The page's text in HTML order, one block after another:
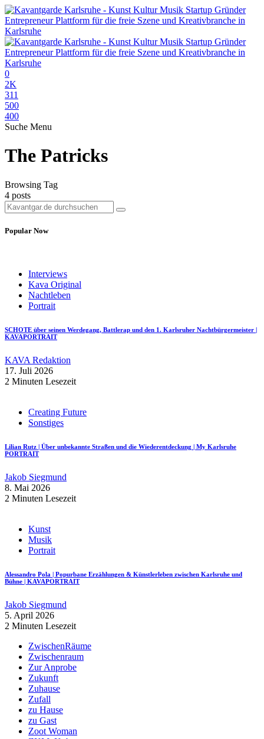
0
2K
311
500
400
Suche Menu
The Patricks
Browsing Tag
4 posts
Popular Now
Interviews
Kava Original
Nachtleben
Portrait
SCHOTE über seinen Werdegang, Battlerap und den 1. Karlsruher Nachtbürgermeister |
KAVAPORTRAIT
KAVA Redaktion
17. Juli 2026
2 Minuten Lesezeit
Creating Future
Sonstiges
Lilian Rutz | Über unbekannte Straßen und die Wiederentdeckung | My Karlsruhe
PORTRAIT
Jakob Siegmund
8. Mai 2026
2 Minuten Lesezeit
Kunst
Musik
Portrait
Alessandro Pola | Popurbane Erzählungen & Künstlerleben zwischen Karlsruhe und
Bühne | KAVAPORTRAIT
Jakob Siegmund
5. April 2026
2 Minuten Lesezeit
ZwischenRäume
Zwischenraum
Zur Anprobe
Zukunft
Zuhause
Zufall
zu Hause
zu Gast
Zoot Woman